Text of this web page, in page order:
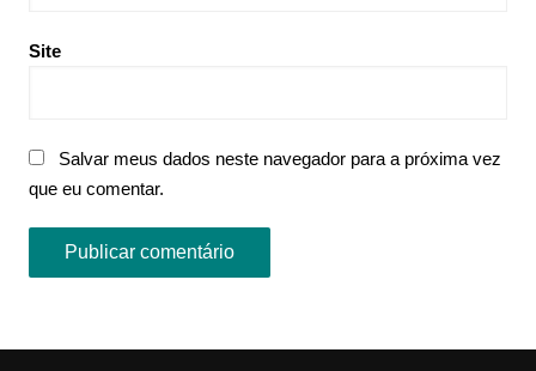
Site
Salvar meus dados neste navegador para a próxima vez
que eu comentar.